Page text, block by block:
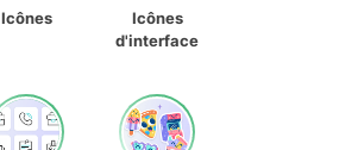
Icônes
Icônes
d'interface